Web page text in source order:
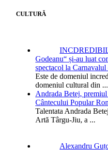
CULTURĂ
Godeanu“ și-au luat
spectacol la Carnavalul
Este de domeniul
domeniul cultural din ...
Andrada Betej,
Cântecului Popular
Talentata Andrada
Artă Târgu-Jiu, a ...
Alexandru